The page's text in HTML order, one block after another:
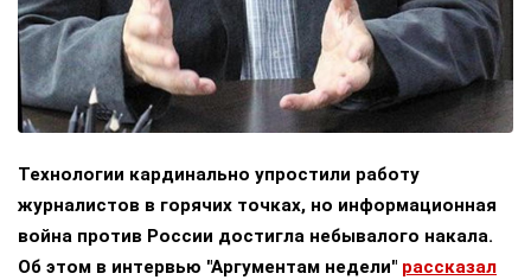
Технологии кардинально упростили работу
журналистов в горячих точках, но информационная
война против России достигла небывалого накала.
Об этом в интервью "Аргументам недели" рассказал